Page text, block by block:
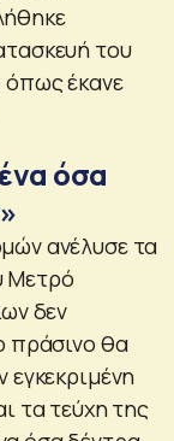
του
όπως έκανε
όσα
ανέλυσε τα
Μετρό
δεν
πράσινο θα
τα τεύχη της